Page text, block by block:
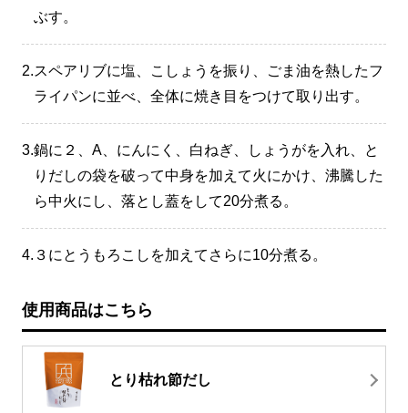
ぶす。
2.スペアリブに塩、こしょうを振り、ごま油を熱したフ
ライパンに並べ、全体に焼き目をつけて取り出す。
3.鍋に２、A、にんにく、白ねぎ、しょうがを入れ、と
りだしの袋を破って中身を加えて火にかけ、沸騰した
ら中火にし、落とし蓋をして20分煮る。
4. ３にとうもろこしを加えてさらに10分煮る。
使用商品はこちら
とり枯れ節だし